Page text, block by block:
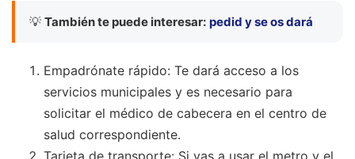
💡 También te puede interesar: pedid y se os dará
Empadrónate rápido: Te dará acceso a los
servicios municipales y es necesario para
solicitar el médico de cabecera en el centro de
salud correspondiente.